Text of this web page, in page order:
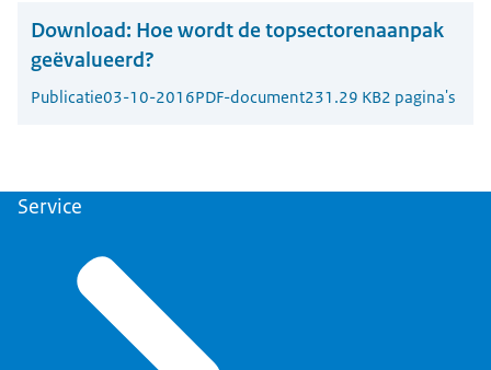
Download: Hoe wordt de topsectorenaanpak
geëvalueerd?
Publicatie03-10-2016PDF-document231.29 KB2 pagina's
Service